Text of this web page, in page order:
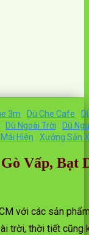
3m Dù Che Cafe
Dù Ngoài Trời
Dù
Mái Hiên Xưởng Sản
Vấp, Bạt
với các sản
trời, thời tiết